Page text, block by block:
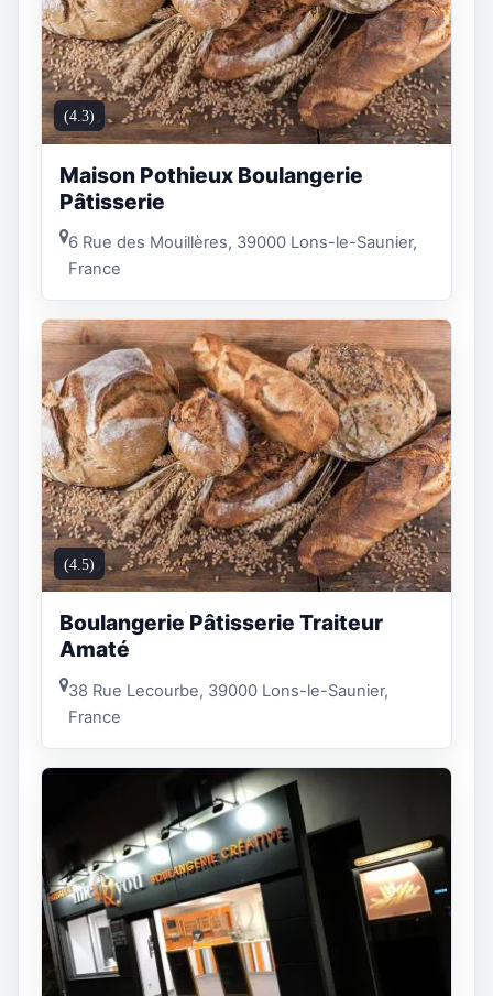
(4.3)
Maison Pothieux Boulangerie
Pâtisserie
6 Rue des Mouillères, 39000 Lons-le-Saunier,
France
(4.5)
Boulangerie Pâtisserie Traiteur
Amaté
38 Rue Lecourbe, 39000 Lons-le-Saunier,
France